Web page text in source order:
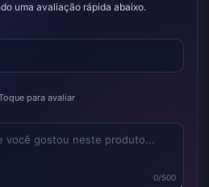
uma avaliação rápida abaixo.
para avaliar
0/500